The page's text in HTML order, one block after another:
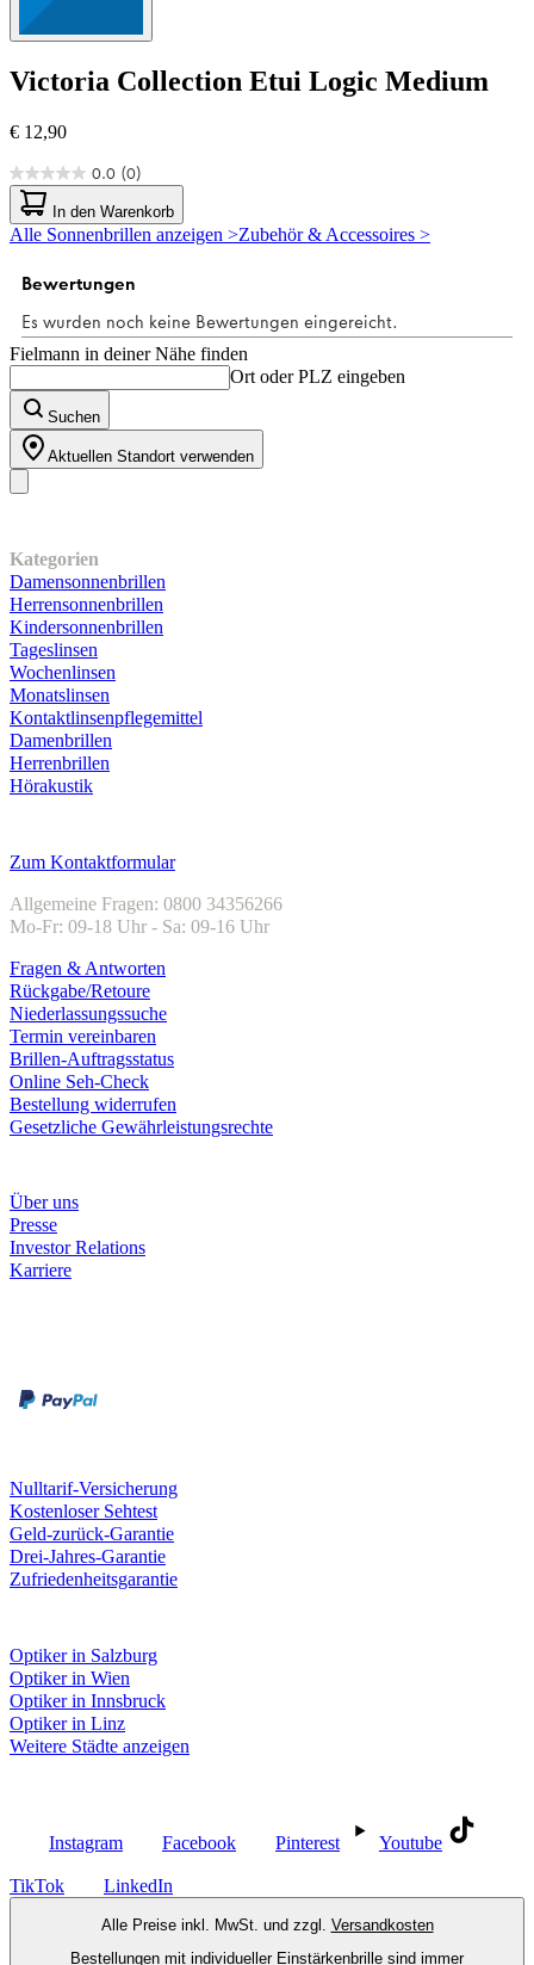
Victoria Collection Etui Logic Medium
€ 12,90
0.0 (0)
0.0
von
5
Sternen.
In den Warenkorb
Alle Sonnenbrillen anzeigen >Zubehör & Accessoires >
Fielmann in deiner Nähe finden
Ort oder PLZ eingeben
Suchen
Aktuellen Standort verwenden
Kategorien
Damensonnenbrillen
Herrensonnenbrillen
Kindersonnenbrillen
Tageslinsen
Wochenlinsen
Monatslinsen
Kontaktlinsenpflegemittel
Damenbrillen
Herrenbrillen
Hörakustik
Zum Kontaktformular
Allgemeine Fragen: 0800 34356266
Mo-Fr: 09-18 Uhr - Sa: 09-16 Uhr
Fragen & Antworten
Rückgabe/Retoure
Niederlassungssuche
Termin vereinbaren
Brillen-Auftragsstatus
Online Seh-Check
Bestellung widerrufen
Gesetzliche Gewährleistungsrechte
Über uns
Presse
Investor Relations
Karriere
Nulltarif-Versicherung
Kostenloser Sehtest
Geld-zurück-Garantie
Drei-Jahres-Garantie
Zufriedenheitsgarantie
Optiker in Salzburg
Optiker in Wien
Optiker in Innsbruck
Optiker in Linz
Weitere Städte anzeigen
Instagram Facebook Pinterest Youtube
TikTok LinkedIn
Alle Preise inkl. MwSt. und zzgl. Versandkosten
Bestellungen mit individueller Einstärkenbrille sind immer